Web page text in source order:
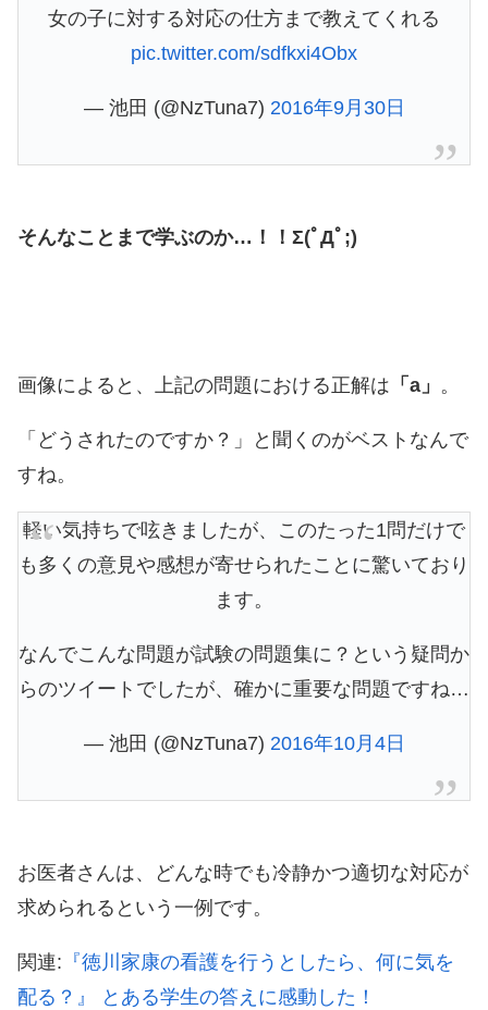
女の子に対する対応の仕方まで教えてくれる
pic.twitter.com/sdfkxi4Obx
— 池田 (@NzTuna7) 2016年9月30日
そんなことまで学ぶのか…！！Σ(ﾟДﾟ;)
画像によると、上記の問題における正解は 「a」 。
「どうされたのですか？」と聞くのがベストなんで
すね。
軽い気持ちで呟きましたが、このたった1問だけで
も多くの意見や感想が寄せられたことに驚いており
ます。
なんでこんな問題が試験の問題集に？という疑問か
らのツイートでしたが、確かに重要な問題ですね…
— 池田 (@NzTuna7) 2016年10月4日
お医者さんは、どんな時でも冷静かつ適切な対応が
求められるという一例です。
関連: 『徳川家康の看護を行うとしたら、何に気を
配る？』 とある学生の答えに感動した！